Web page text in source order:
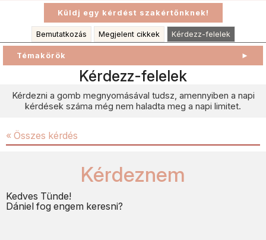
Bemutatkozás Megjelent cikkek Kérdezz-felelek
Témakörök ►
Kérdezz-felelek
Kérdezni a gomb megnyomásával tudsz, amennyiben a napi
kérdések száma még nem haladta meg a napi limitet.
« Összes kérdés
Kérdeznem
Kedves Tünde!
Dániel fog engem keresni?